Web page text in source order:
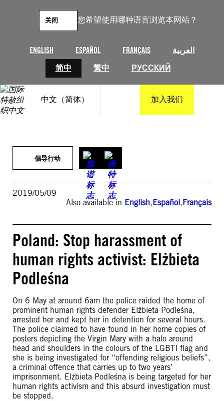
您希望使用哪种语言浏览本网站？
ENGLISH ESPAÑOL FRANÇAIS
العربية
简中
繁中 РУССКИЙ
关闭
中文（简体） 加入我们
倡导行动
2019/05/09
Also available in English,Español,Français
Poland: Stop harassment of
human rights activist: Elżbieta
Podleśna
On 6 May at around 6am the police raided the home of
prominent human rights defender Elżbieta Podleśna,
arrested her and kept her in detention for several hours.
The police claimed to have found in her home copies of
posters depicting the Virgin Mary with a halo around
head and shoulders in the colours of the LGBTI flag and
she is being investigated for “offending religious beliefs”,
a criminal offence that carries up to two years’
imprisonment. Elżbieta Podleśna is being targeted for her
human rights activism and this absurd investigation must
be stopped.